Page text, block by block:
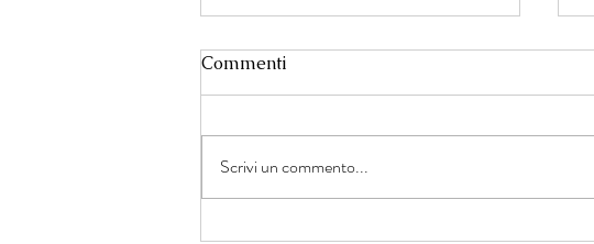
Commenti
Scrivi un commento...